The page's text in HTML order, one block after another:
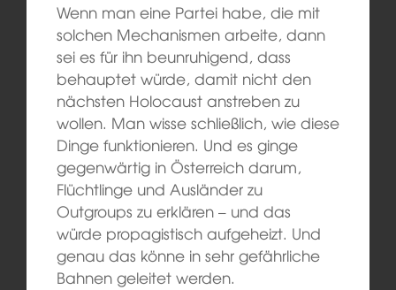
Wenn man eine Partei habe, die mit
solchen Mechanismen arbeite, dann
sei es für ihn beunruhigend, dass
behauptet würde, damit nicht den
nächsten Holocaust anstreben zu
wollen. Man wisse schließlich, wie diese
Dinge funktionieren. Und es ginge
gegenwärtig in Österreich darum,
Flüchtlinge und Ausländer zu
Outgroups zu erklären – und das
würde propagistisch aufgeheizt. Und
genau das könne in sehr gefährliche
Bahnen geleitet werden.